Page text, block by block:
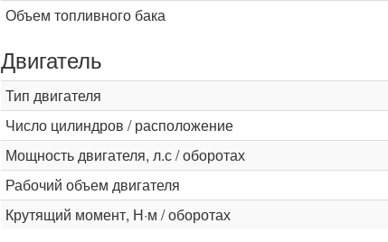
Объем топливного бака
Двигатель
Тип двигателя
Число цилиндров / расположение
Мощность двигателя, л.с / оборотах
Рабочий объем двигателя
Крутящий момент, Н·м / оборотах